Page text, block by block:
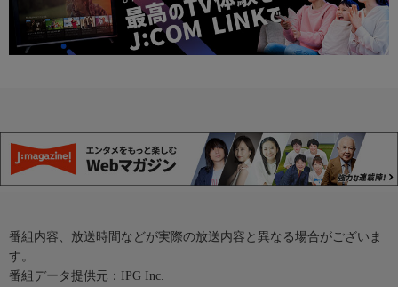
番組内容、放送時間などが実際の放送内容と異なる場合がございま
す。
番組データ提供元：IPG Inc.